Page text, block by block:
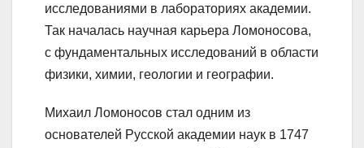
исследованиями в лабораториях академии.
Так началась научная карьера Ломоносова,
с фундаментальных исследований в области
физики, химии, геологии и географии.
Михаил Ломоносов стал одним из
основателей Русской академии наук в 1747